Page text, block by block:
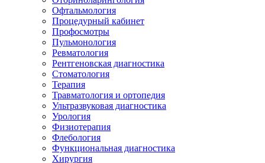
Офтальмология
Процедурный кабинет
Профосмотры
Пульмонология
Ревматология
Рентгеновская диагностика
Стоматология
Терапия
Травматология и ортопедия
Ультразвуковая диагностика
Урология
Физиотерапия
Флебология
Функциональная диагностика
Хирургия